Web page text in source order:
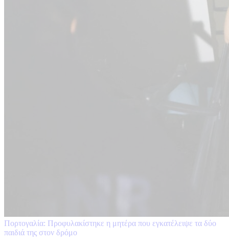
Πορτογαλία: Προφυλακίστηκε η μητέρα που εγκατέλειψε τα δύο
παιδιά της στον δρόμο